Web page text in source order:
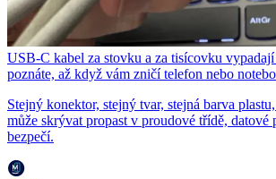
USB-C kabel za stovku a za tisícovku
poznáte, až když vám zničí telefon nebo
Stejný konektor, stejný tvar, stejná barva
může skrývat propast v proudové třídě, datové
bezpečí.